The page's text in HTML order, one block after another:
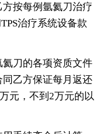
按每例氩氦刀治疗
治疗系统设备款
刀的各项资质文件
乙方保证每月返还
元，不到2万元的以